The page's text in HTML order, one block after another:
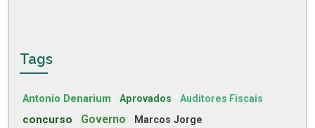
Tags
Antonio Denarium Aprovados Auditores Fiscais
concurso Governo Marcos Jorge